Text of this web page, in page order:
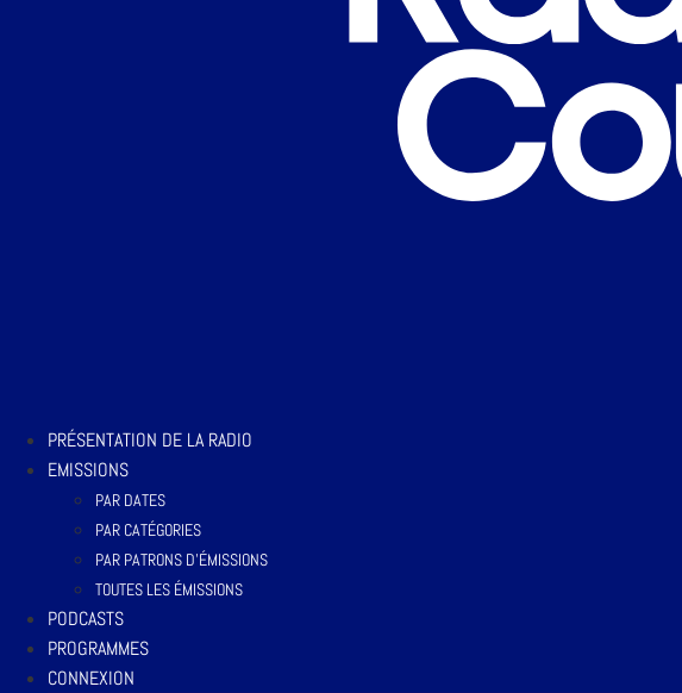
PRÉSENTATION DE LA RADIO
EMISSIONS
PAR DATES
PAR CATÉGORIES
PAR PATRONS D’ÉMISSIONS
TOUTES LES ÉMISSIONS
PODCASTS
PROGRAMMES
CONNEXION